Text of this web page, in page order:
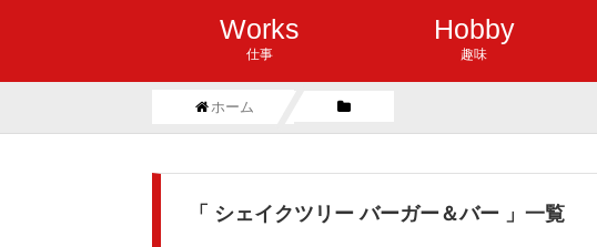
Works
仕事
Hobby
趣味
ホーム
「 シェイクツリー バーガー＆バー 」一覧